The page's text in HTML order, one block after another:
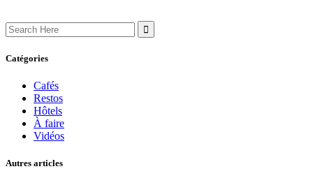
Search
for:
Catégories
Cafés
Restos
Hôtels
À faire
Vidéos
Autres articles